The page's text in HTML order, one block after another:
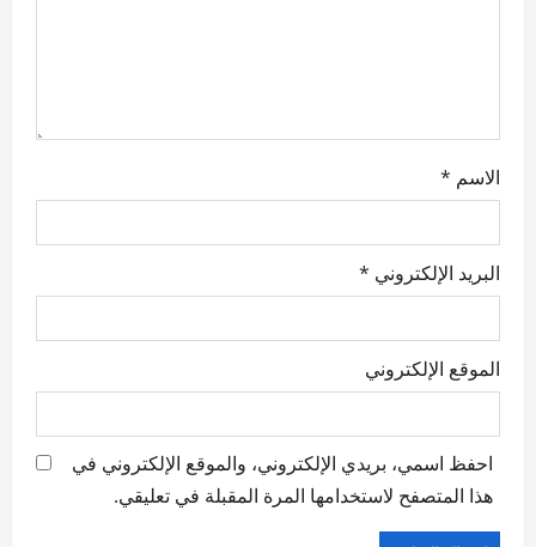
الاسم *
البريد الإلكتروني *
الموقع الإلكتروني
احفظ اسمي، بريدي الإلكتروني، والموقع الإلكتروني في
هذا المتصفح لاستخدامها المرة المقبلة في تعليقي.